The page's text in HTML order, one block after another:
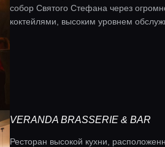
собор Святого Стефана через
коктейлями, высоким уровнем
VERANDA BRASSERIE & BAR
Ресторан высокой кухни,